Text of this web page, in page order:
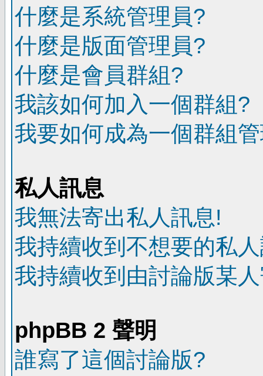
什麼是系統管理員?
什麼是版面管理員?
什麼是會員群組?
我該如何加入一個群組?
我要如何成為一個群組
私人訊息
我無法寄出私人訊息!
我持續收到不想要的私
我持續收到由討論版某
phpBB 2 聲明
誰寫了這個討論版?